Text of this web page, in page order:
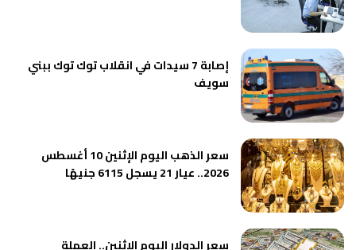
إصابة 7 سيدات في انقلاب توك توك ببني
سويف
سعر الذهب اليوم الإثنين 10 أغسطس
2026.. عيار 21 يسجل 6115 جنيهًا
سعر الدولار اليوم الإثنين.. العملة